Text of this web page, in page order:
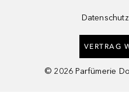
VERTRAG
© 2026 Parfümerie